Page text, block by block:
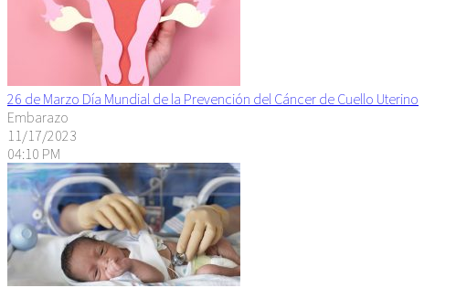
26 de Marzo Día Mundial de la Prevención del Cáncer de Cuello Uterino
Embarazo
11/17/2023
04:10 PM